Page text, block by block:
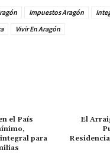
Impuestos Aragón
Vivir En Aragón
el País
para
El